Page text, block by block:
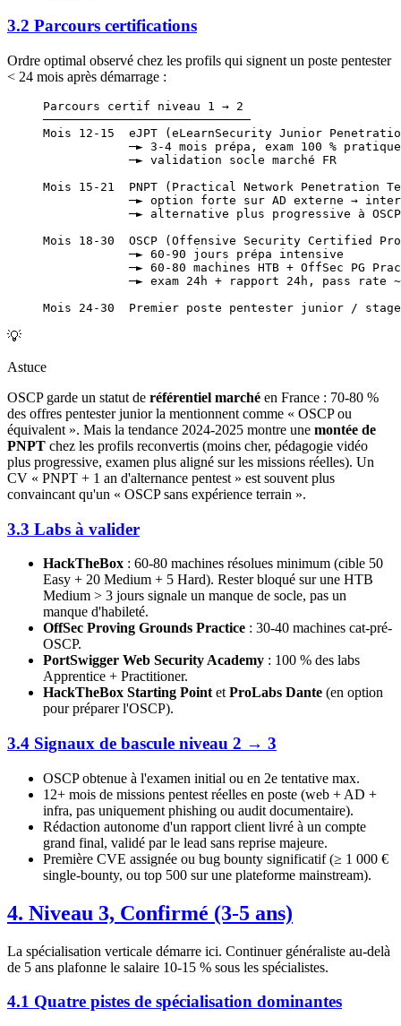
3.2 Parcours certifications
Ordre optimal observé chez les profils qui signent un poste pentester
< 24 mois après démarrage :
Parcours certif niveau 1 → 2
─────────────────────────────
Mois 12-15  eJPT (eLearnSecurity Junior
─► 3-4 mois prépa, exam 100 %
            ─► validation socle marché FR
Mois 15-21  PNPT (Practical Network Penetration
─► option forte sur AD externe →
─► alternative plus progressive à
Mois 18-30  OSCP (Offensive Security Certified
            ─► 60-90 jours prépa intensive
─► 60-80 machines HTB + OffSec PG
─► exam 24h + rapport 24h, pass rate
Mois 24-30  Premier poste pentester junior /
💡
Astuce
OSCP garde un statut de référentiel marché en France : 70-80 %
des offres pentester junior la mentionnent comme « OSCP ou
équivalent ». Mais la tendance 2024-2025 montre une montée de
PNPT chez les profils reconvertis (moins cher, pédagogie vidéo
plus progressive, examen plus aligné sur les missions réelles). Un
CV « PNPT + 1 an d'alternance pentest » est souvent plus
convaincant qu'un « OSCP sans expérience terrain ».
3.3 Labs à valider
HackTheBox : 60-80 machines résolues minimum (cible 50
Easy + 20 Medium + 5 Hard). Rester bloqué sur une HTB
Medium > 3 jours signale un manque de socle, pas un
manque d'habileté.
OffSec Proving Grounds Practice : 30-40 machines cat-pré-
OSCP.
PortSwigger Web Security Academy : 100 % des labs
Apprentice + Practitioner.
HackTheBox Starting Point et ProLabs Dante (en option
pour préparer l'OSCP).
3.4 Signaux de bascule niveau 2 → 3
OSCP obtenue à l'examen initial ou en 2e tentative max.
12+ mois de missions pentest réelles en poste (web + AD +
infra, pas uniquement phishing ou audit documentaire).
Rédaction autonome d'un rapport client livré à un compte
grand final, validé par le lead sans reprise majeure.
Première CVE assignée ou bug bounty significatif (≥ 1 000 €
single-bounty, ou top 500 sur une plateforme mainstream).
4. Niveau 3, Confirmé (3-5 ans)
La spécialisation verticale démarre ici. Continuer généraliste au-delà
de 5 ans plafonne le salaire 10-15 % sous les spécialistes.
4.1 Quatre pistes de spécialisation dominantes